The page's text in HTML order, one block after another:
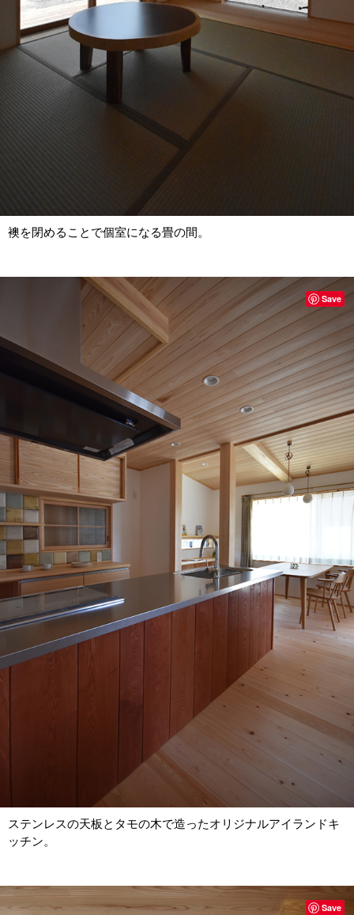
襖を閉めることで個室になる畳の間。
ステンレスの天板とタモの木で造ったオリジナルアイランドキ
ッチン。
Save
Save